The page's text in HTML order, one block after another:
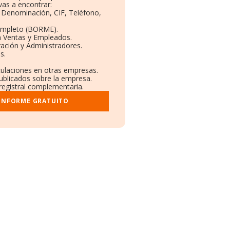
a encontrar:
CIF, Teléfono,
(BORME).
y Empleados.
y Administradores.
en otras empresas.
sobre la empresa.
complementaria.
GRATUITO